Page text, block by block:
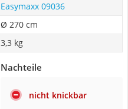
Easymaxx 09036
Ø 270 cm
3,3 kg
Nachteile
nicht knickbar